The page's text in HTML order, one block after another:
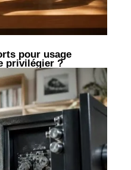
pour usage
privilégier ?